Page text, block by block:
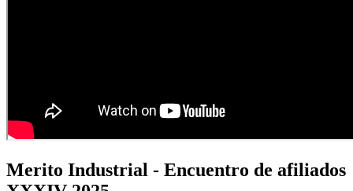
Merito Industrial - Encuentro de afiliados